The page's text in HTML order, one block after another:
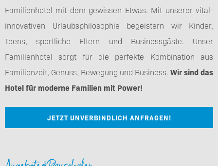
Familienhotel mit dem gewissen Etwas. Mit unserer vital-
innovativen Urlaubsphilosophie begeistern wir Kinder,
Teens, sportliche Eltern und Businessgäste. Unser
Familienhotel sorgt für die perfekte Kombination aus
Familienzeit, Genuss, Bewegung und Business. Wir sind das
Hotel für moderne Familien mit Power!
JETZT UNVERBINDLICH ANFRAGEN!